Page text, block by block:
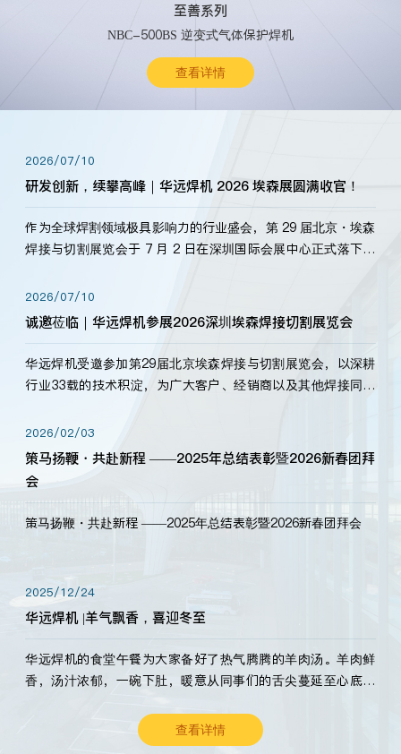
至善系列
NBC-500BS 逆变式气体保护焊机
查看详情
2026/07/10
研发创新，续攀高峰｜华远焊机 2026 埃森展圆满收官！
作为全球焊割领域极具影响力的行业盛会，第 29 届北京・埃森
焊接与切割展览会于 7 月 2 日在深圳国际会展中心正式落下帷
标准，持之以恒研发新产品、新技术。新老客户、行业伙伴、
海内外客户为目睹公司发布的新产…
2026/07/10
诚邀莅临｜华远焊机参展2026深圳埃森焊接切割展览会
华远焊机受邀参加第29届北京埃森焊接与切割展览会，以深耕
行业33载的技术积淀，为广大客户、经销商以及其他焊接同仁
2026/02/03
策马扬鞭・共赴新程 ——2025年总结表彰暨2026新春团拜
会
策马扬鞭・共赴新程 ——2025年总结表彰暨2026新春团拜会
2025/12/24
华远焊机 |羊气飘香，喜迎冬至
华远焊机的食堂午餐为大家备好了热气腾腾的羊肉汤。羊肉鲜
香，汤汁浓郁，一碗下肚，暖意从同事们的舌尖蔓延至心底。
查看详情